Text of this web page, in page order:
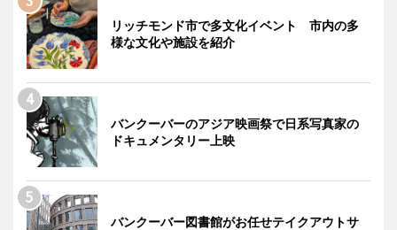
リッチモンド市で多文化イベント 市内の多
様な文化や施設を紹介
バンクーバーのアジア映画祭で日系写真家の
ドキュメンタリー上映
バンクーバー図書館がお任せテイクアウトサ